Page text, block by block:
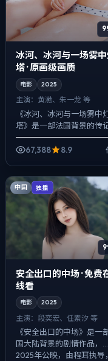
冰河、冰河与一场雾
塔 · 原画级画质
电影 2025
主演： 黄渤、朱一龙 等
《冰河、冰河与一场雾中
塔》是一部法国背景的传记
品，2025年公映，由徐克
导，黄渤、朱一龙、佛罗
67,388 8.9
中国 独播
安全出口的中场 · 免费
线看
电影 2025
主演： 段奕宏、任素汐 等
《安全出口的中场》是一
国大陆背景的剧情作品，
2025年公映，由程耳执导，